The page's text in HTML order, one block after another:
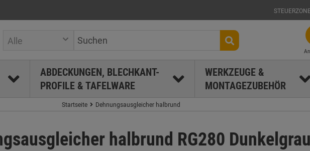
Alle
ABDECKUNGEN, BLECHKANT-
PROFILE & TAFELWARE
WERKZEUGE &
MONTAGEZUBEHÖR
Startseite Dehnungsausgleicher halbrund
halbrund RG280